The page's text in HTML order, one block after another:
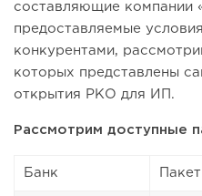
составляющие компании
предоставляемые
конкурентами,
которых представлены
открытия РКО для ИП.
Рассмотрим доступные
Банк